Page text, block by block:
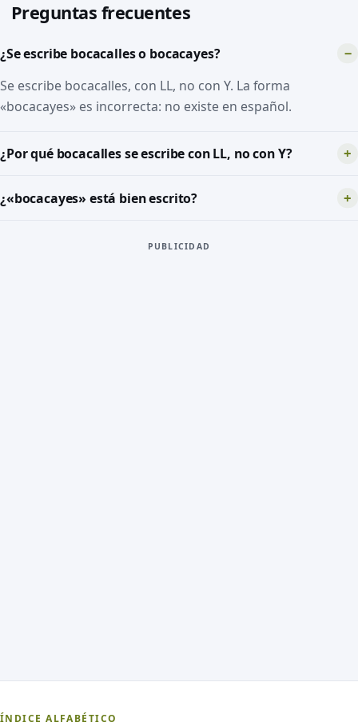
Preguntas frecuentes
¿Se escribe bocacalles o bocacayes?
Se escribe bocacalles, con LL, no con Y. La forma
«bocacayes» es incorrecta: no existe en español.
¿Por qué bocacalles se escribe con LL, no con Y?
¿«bocacayes» está bien escrito?
PUBLICIDAD
ÍNDICE ALFABÉTICO